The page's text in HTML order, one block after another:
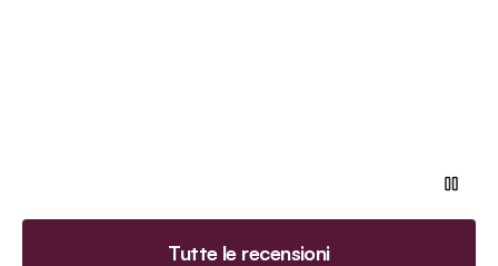
Tutte le recensioni